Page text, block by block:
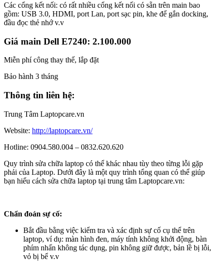
Các cổng kết nối: có rất nhiều cổng kết nối có sẵn trên main bao
gồm: USB 3.0, HDMI, port Lan, port sạc pin, khe để gắn docking,
đầu đọc thẻ nhớ v.v
Giá main Dell E7240: 2.100.000
Miễn phí công thay thế, lắp đặt
Bảo hành 3 tháng
Thông tin liên hệ:
Trung Tâm Laptopcare.vn
Website: http://laptopcare.vn/
Hotline: 0904.580.004 – 0832.620.620
Quy trình sửa chữa laptop có thể khác nhau tùy theo từng lỗi gặp
phải của Laptop. Dưới đây là một quy trình tổng quan có thể giúp
bạn hiểu cách sửa chữa laptop tại trung tâm Laptopcare.vn:
Chẩn đoán sự cố:
Bắt đầu bằng việc kiểm tra và xác định sự cố cụ thể trên
laptop, ví dụ: màn hình đen, máy tính không khởi động, bàn
phím nhấn không tác dụng, pin không giữ được, bản lề bị lỗi,
vỏ bị bể v.v